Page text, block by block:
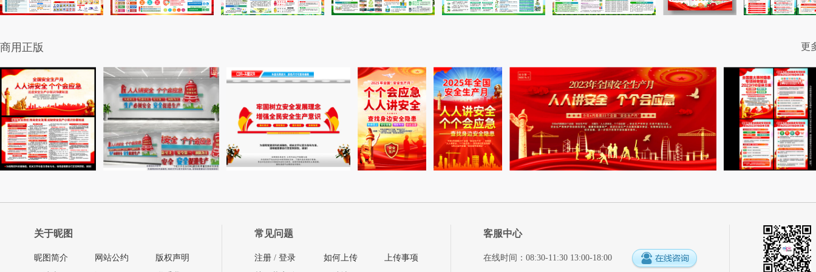
商用正版 更
关于昵图
昵图简介
网站公约
版权声明
常见问题
注册 / 登录
如何上传
上传事项
客服中心
在线时间：08:30-11:30 13:00-18:00